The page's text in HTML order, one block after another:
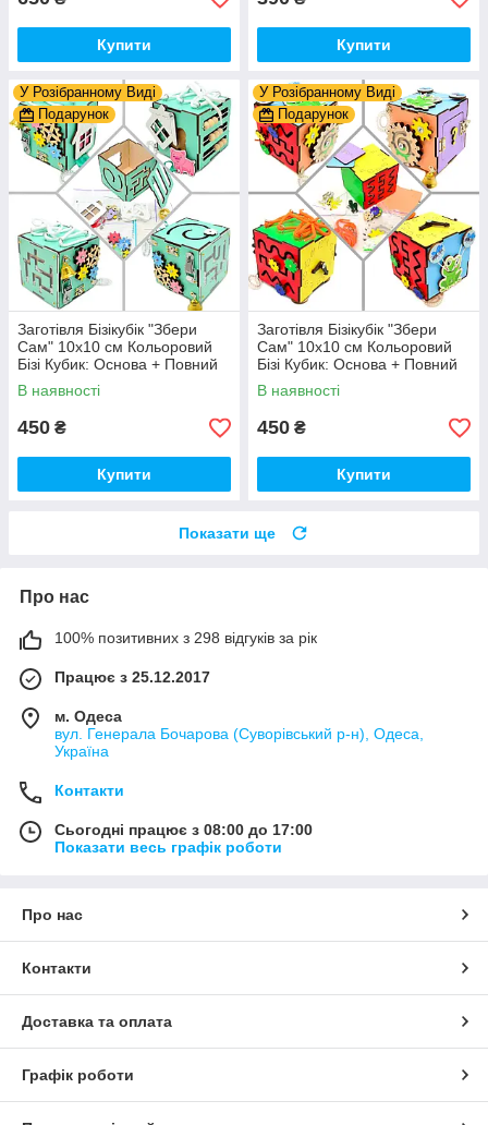
Купити Купити
У Розібранному Виді
Подарунок
Заготівля Бізікубік "Збери
Сам" 10х10 см Кольоровий
Бізі Кубик: Основа + Повний
Комплект (в Розібраному
Виді) Кубік Бізи, Бірюза
В наявності
450 ₴
Купити
У Розібранному Виді
Подарунок
Заготівля Бізікубік "Збери
Сам" 10х10 см Кольоровий
Бізі Кубик: Основа + Повний
Комплект (в Розібраному
Виді) Кубік Бізи, Різнокол
В наявності
450 ₴
Купити
Показати ще
Про нас
100% позитивних з 298 відгуків за рік
Працює з 25.12.2017
м. Одеса
вул. Генерала Бочарова (Суворівський р-н), Одеса,
Україна
Контакти
Сьогодні працює з 08:00 до 17:00
Показати весь графік роботи
Про нас
Контакти
Доставка та оплата
Графік роботи